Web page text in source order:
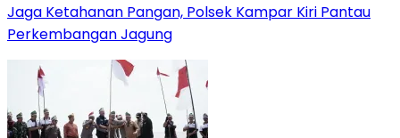
Jaga Ketahanan Pangan, Polsek Kampar Kiri Pantau
Perkembangan Jagung